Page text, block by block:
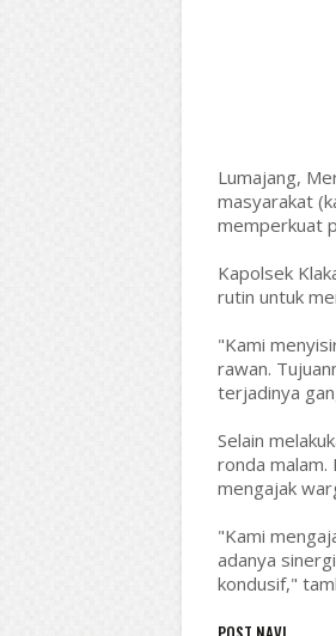
Lumajang,
masyarakat
memperkuat
Kapolsek
rutin untuk
"Kami
rawan.
terjadinya
Selain
ronda
mengajak
"Kami
adanya
kondusif,"